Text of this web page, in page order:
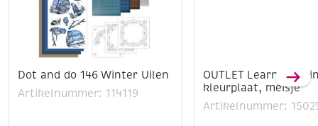
Dot and do 146 Winter Uilen
Artikelnummer: 114119
OUTLET Learn to
kleurplaat, meisje
Artikelnummer: